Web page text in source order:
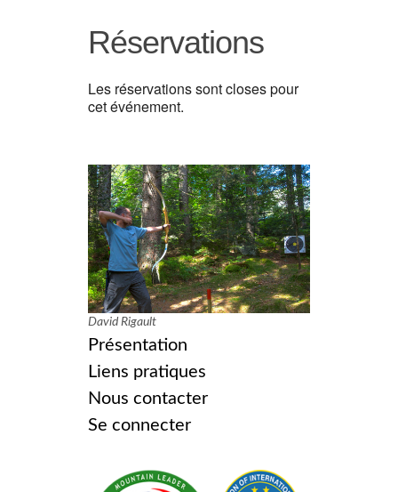
Réservations
Les réservations sont closes pour
cet événement.
David Rigault
Présentation
Liens pratiques
Nous contacter
Se connecter